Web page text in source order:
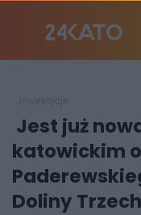
Jest już
katowickim
Doliny